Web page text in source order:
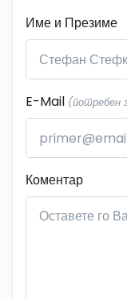
Име и Презиме
E-Mail (потребен
Коментар